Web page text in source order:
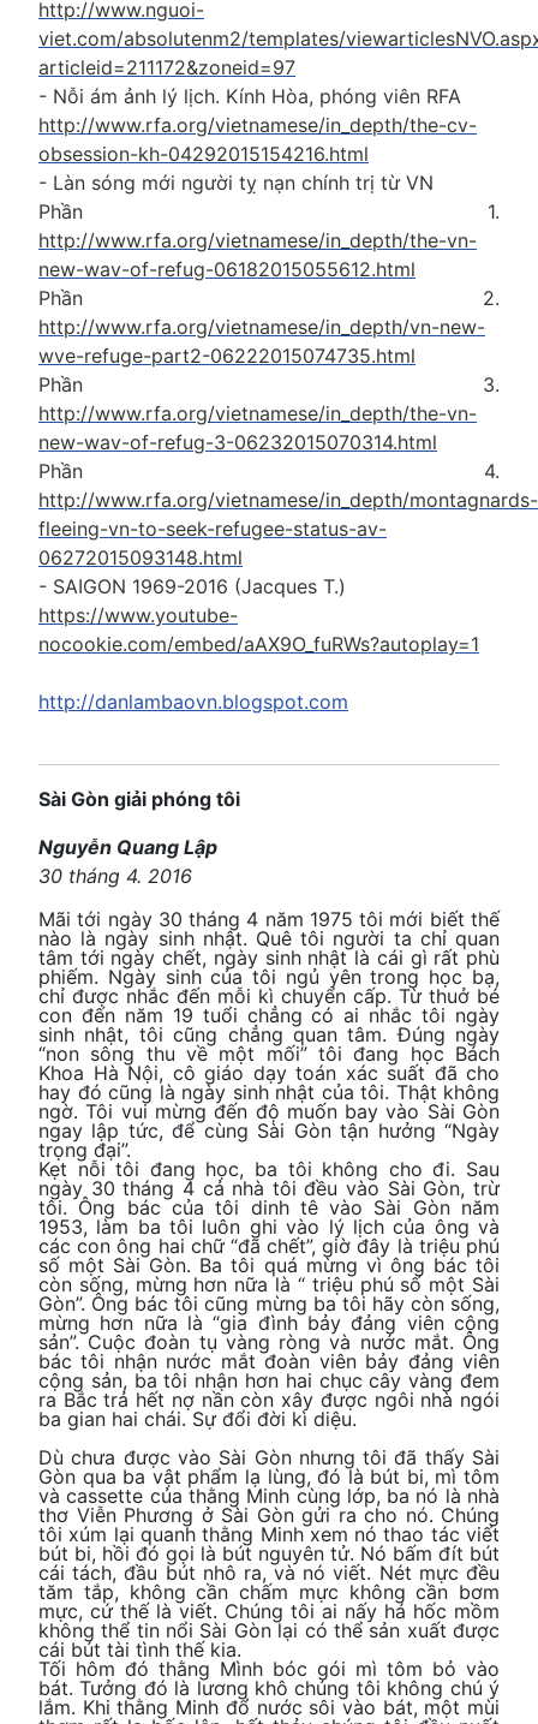
http://www.nguoi-
viet.com/absolutenm2/templates/
articleid=211172&zoneid=97
- Nỗi ám ảnh lý lịch. Kính Hòa, phóng viên RFA
http://www.rfa.org/vietnamese/in_depth/the-cv-
obsession-kh-04292015154216.html
- Làn sóng mới người tỵ nạn chính trị từ VN
Phần 1.
http://www.rfa.org/vietnamese/in_depth/the-vn-
new-wav-of-refug-06182015055612.html
Phần 2.
http://www.rfa.org/vietnamese/in_depth/vn-new-
wve-refuge-part2-06222015074735.html
Phần 3.
http://www.rfa.org/vietnamese/in_depth/the-vn-
new-wav-of-refug-3-06232015070314.html
Phần 4.
http://www.rfa.org/vietnamese/in_depth/montagnards-
fleeing-vn-to-seek-refugee-status-av-
06272015093148.html
- SAIGON 1969-2016 (Jacques T.)
https://www.youtube-
nocookie.com/embed/aAX9O_fuRWs?autoplay=1
http://danlambaovn.blogspot.com
Sài Gòn giải phóng tôi
Nguyễn Quang Lập
30 tháng 4. 2016
Mãi tới ngày 30 tháng 4 năm 1975 tôi mới biết thế
nào là ngày sinh nhật. Quê tôi người ta chỉ quan
tâm tới ngày chết, ngày sinh nhật là cái gì rất phù
phiếm. Ngày sinh của tôi ngủ yên trong học bạ,
chỉ được nhắc đến mỗi kì chuyển cấp. Từ thuở bé
con đến năm 19 tuổi chẳng có ai nhắc tôi ngày
sinh nhật, tôi cũng chẳng quan tâm. Đúng ngày
“non sông thu về một mối” tôi đang học Bách
Khoa Hà Nội, cô giáo dạy toán xác suất đã cho
hay đó cũng là ngày sinh nhật của tôi. Thật không
ngờ. Tôi vui mừng đến độ muốn bay vào Sài Gòn
ngay lập tức, để cùng Sài Gòn tận hưởng “Ngày
trọng đại”.
Kẹt nỗi tôi đang học, ba tôi không cho đi. Sau
ngày 30 tháng 4 cả nhà tôi đều vào Sài Gòn, trừ
tôi. Ông bác của tôi dinh tê vào Sài Gòn năm
1953, làm ba tôi luôn ghi vào lý lịch của ông và
các con ông hai chữ “đã chết”, giờ đây là triệu phú
số một Sài Gòn. Ba tôi quá mừng vì ông bác tôi
còn sống, mừng hơn nữa là “ triệu phú số một Sài
Gòn”. Ông bác tôi cũng mừng ba tôi hãy còn sống,
mừng hơn nữa là “gia đình bảy đảng viên cộng
sản”. Cuộc đoàn tụ vàng ròng và nước mắt. Ông
bác tôi nhận nước mắt đoàn viên bảy đảng viên
cộng sản, ba tôi nhận hơn hai chục cây vàng đem
ra Bắc trả hết nợ nần còn xây được ngôi nhà ngói
ba gian hai chái. Sự đổi đời kì diệu.
Dù chưa được vào Sài Gòn nhưng tôi đã thấy Sài
Gòn qua ba vật phẩm lạ lùng, đó là bút bi, mì tôm
và cassette của thằng Minh cùng lớp, ba nó là nhà
thơ Viễn Phương ở Sài Gòn gửi ra cho nó. Chúng
tôi xúm lại quanh thằng Minh xem nó thao tác viết
bút bi, hồi đó gọi là bút nguyên tử. Nó bấm đít bút
cái tách, đầu bút nhô ra, và nó viết. Nét mực đều
tăm tắp, không cần chấm mực không cần bơm
mực, cứ thế là viết. Chúng tôi ai nấy há hốc mồm
không thể tin nổi Sài Gòn lại có thể sản xuất được
cái bút tài tình thế kia.
Tối hôm đó thằng Mình bóc gói mì tôm bỏ vào
bát. Tưởng đó là lương khô chúng tôi không chú ý
lắm. Khi thằng Minh đổ nước sôi vào bát, một mùi